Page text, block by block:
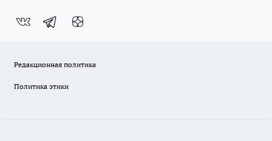
Редакционная политика
Политика этики